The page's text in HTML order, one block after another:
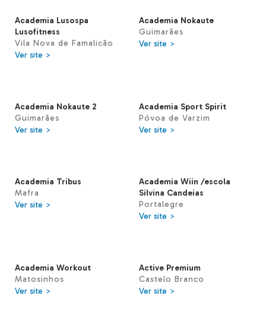
Academia Lusospa
Lusofitness
Vila Nova de Famalicão
Ver site >
Academia Nokaute
Guimarães
Ver site >
Academia Nokaute 2
Guimarães
Ver site >
Academia Sport Spirit
Póvoa de Varzim
Ver site >
Academia Tribus
Mafra
Ver site >
Academia Wiin /escola
Silvina Candeias
Portalegre
Ver site >
Academia Workout
Matosinhos
Ver site >
Active Premium
Castelo Branco
Ver site >